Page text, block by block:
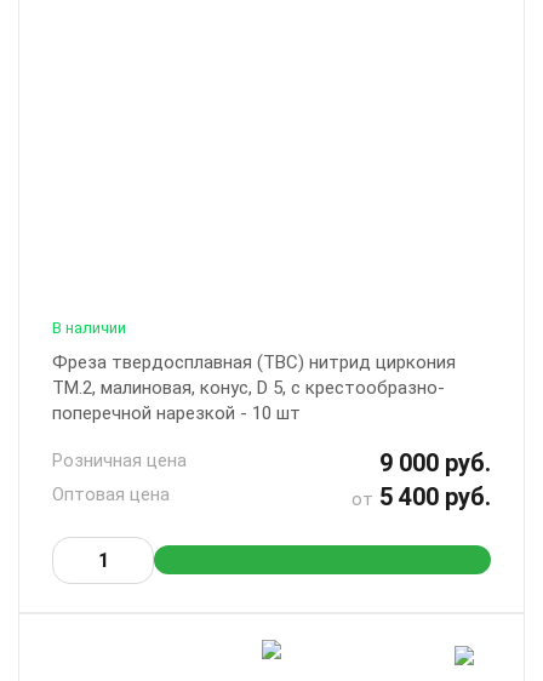
В наличии
Фреза твердосплавная (ТВС) нитрид циркония
ТМ.2, малиновая, конус, D 5, с крестообразно-
поперечной нарезкой - 10 шт
Розничная цена 9 000 руб.
Оптовая цена от 5 400 руб.